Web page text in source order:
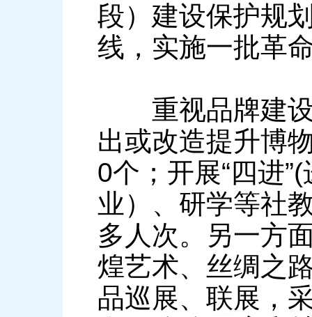
段）建设保护规
线，实施一批革
重视品牌建设
出或改造提升博
0个；开展“四进
业）、研学等社
多人次。另一方
煌艺术、丝绸之
品巡展、联展，